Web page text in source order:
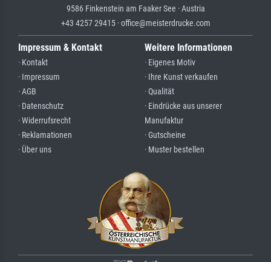
9586 Finkenstein am Faaker See · Austria
+43 4257 29415 · office@meisterdrucke.com
Impressum & Kontakt
· Kontakt
· Impressum
· AGB
· Datenschutz
· Widerrufsrecht
· Reklamationen
· Über uns
Weitere Informationen
· Eigenes Motiv
· Ihre Kunst verkaufen
· Qualität
· Eindrücke aus unserer
Manufaktur
· Gutscheine
· Muster bestellen